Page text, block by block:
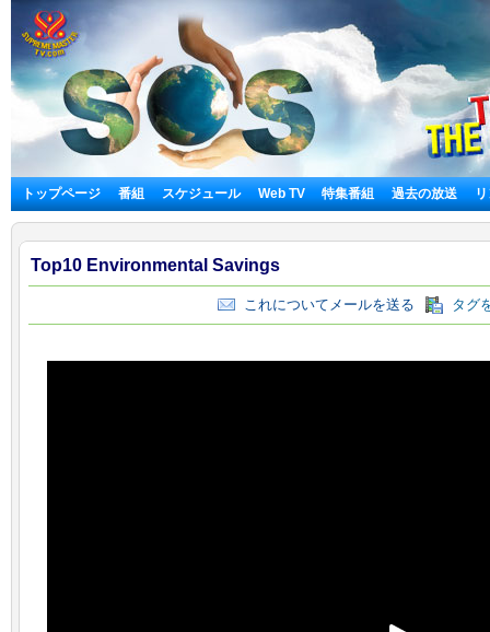
トップページ 番組 スケジュール Web TV 特集番組 過去の放送
Top10 Environmental Savings
これについてメールを送る タグ